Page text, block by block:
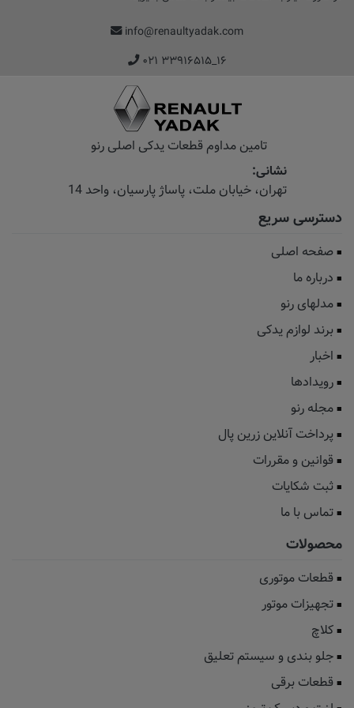
info@renaultyadak.com
۰۲۱ ۳۳۹۱۶۵۱۵_۱۶
تامین مداوم قطعات یدکی اصلی رنو
نشانی:
تهران، خیابان‌ ملت، پاساژ‌ پارسیان، واحد 14
دسترسی سریع
صفحه اصلی
درباره ما
مدلهای رنو
برند لوازم یدکی
اخبار
رویدادها
مجله رنو
پرداخت آنلاین زرین پال
قوانین و مقررات
ثبت شکایات
تماس با ما
محصولات
قطعات موتوری
تجهیزات موتور
کلاچ
جلو بندی و سیستم تعلیق
قطعات برقی